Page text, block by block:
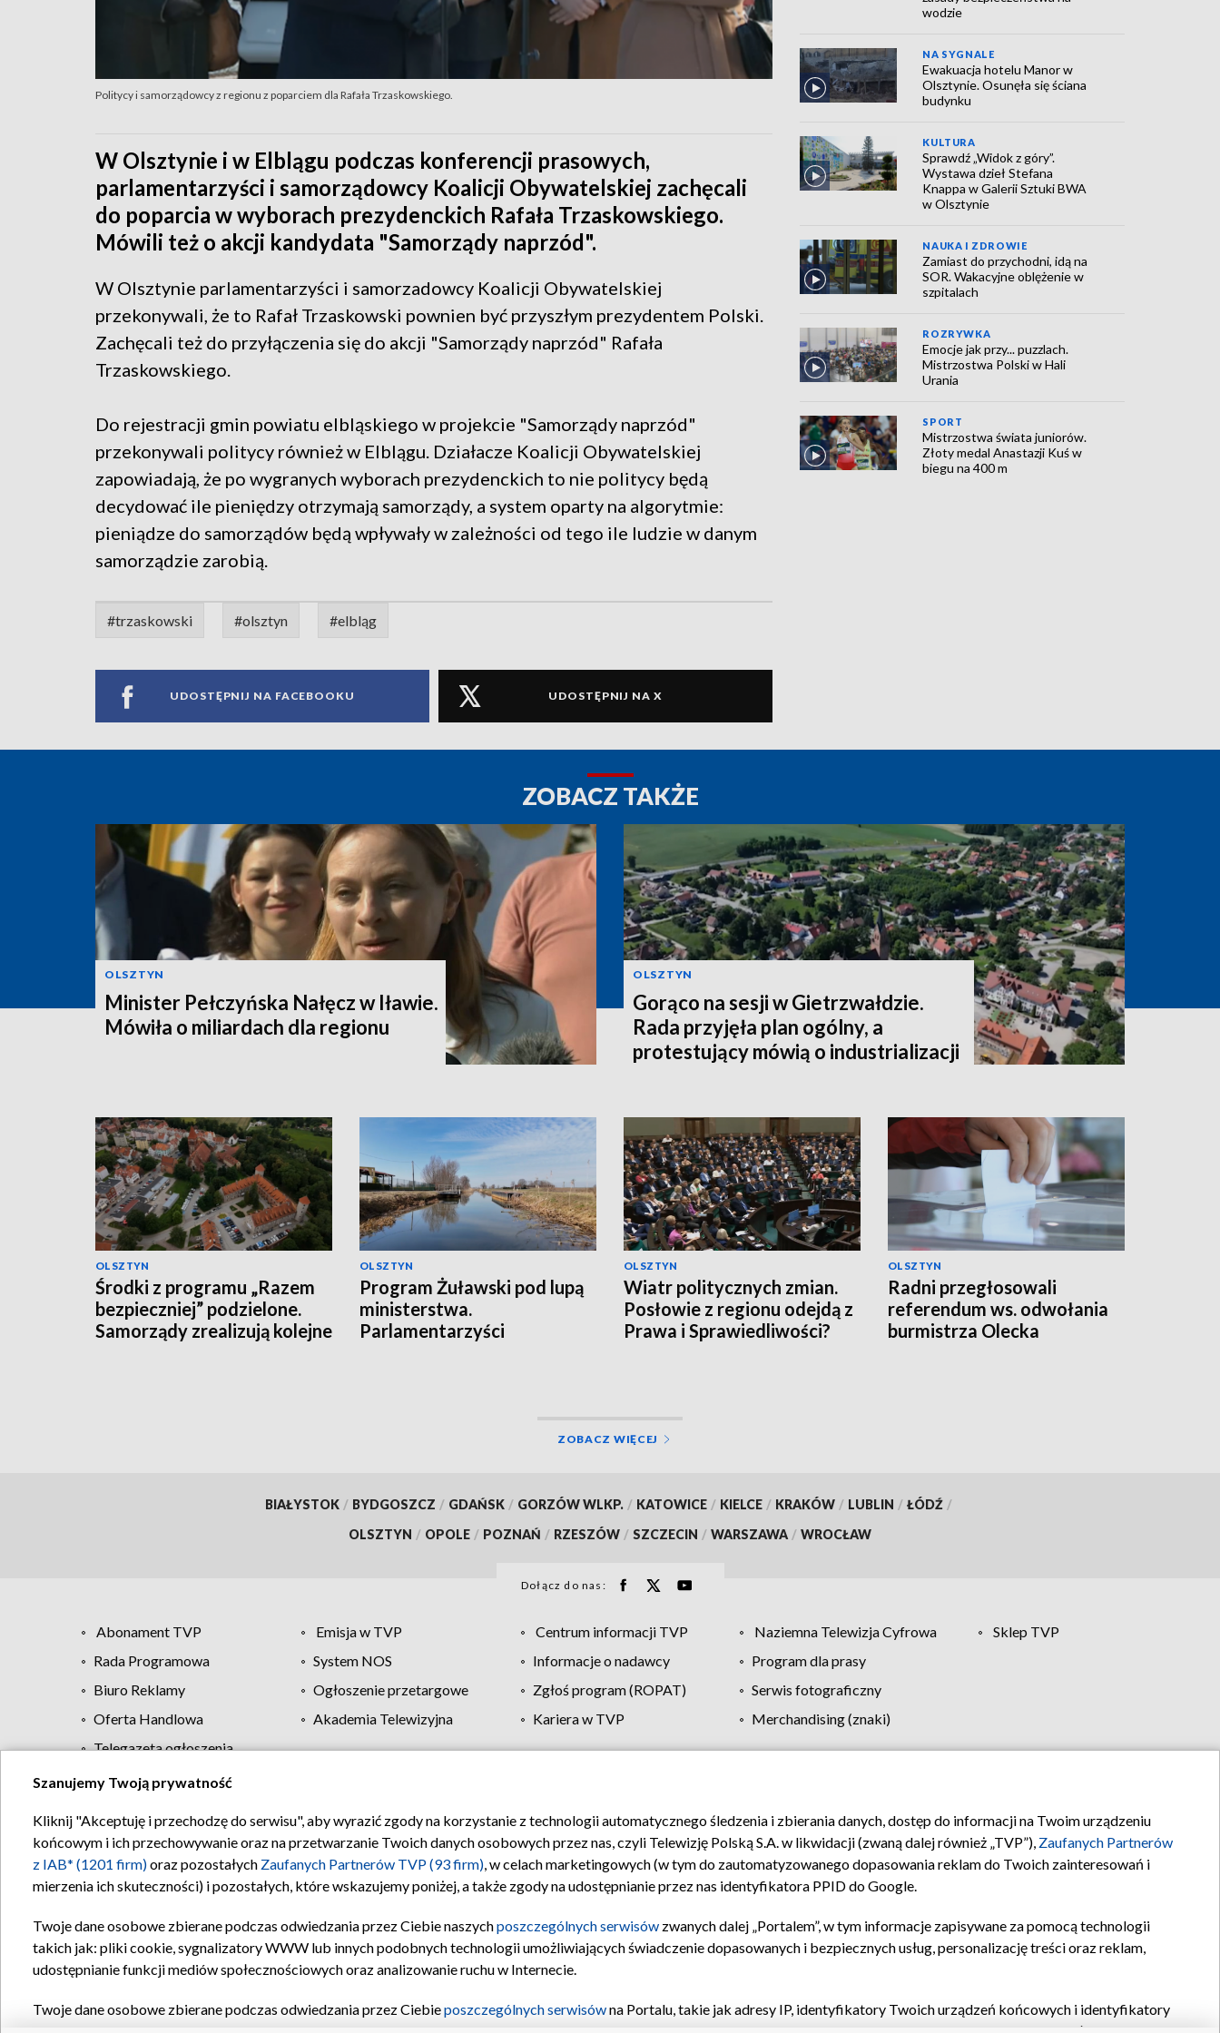
Politycy i samorządowcy z regionu z poparciem dla Rafała Trzaskowskiego.
W Olsztynie i w Elblągu podczas konferencji prasowych,
parlamentarzyści i samorządowcy Koalicji Obywatelskiej zachęcali
do poparcia w wyborach prezydenckich Rafała Trzaskowskiego.
Mówili też o akcji kandydata "Samorządy naprzód".
W Olsztynie parlamentarzyści i samorzadowcy Koalicji Obywatelskiej
przekonywali, że to Rafał Trzaskowski pownien być przyszłym prezydentem Polski.
Zachęcali też do przyłączenia się do akcji "Samorządy naprzód" Rafała
Trzaskowskiego.
Do rejestracji gmin powiatu elbląskiego w projekcie "Samorządy naprzód"
przekonywali politycy również w Elblągu. Działacze Koalicji Obywatelskiej
zapowiadają, że po wygranych wyborach prezydenckich to nie politycy będą
decydować ile pieniędzy otrzymają samorządy, a system oparty na algorytmie:
pieniądze do samorządów będą wpływały w zależności od tego ile ludzie w danym
samorządzie zarobią.
#trzaskowski #olsztyn #elbląg
UDOSTĘPNIJ NA FACEBOOKU UDOSTĘPNIJ NA X
wodzie
NA SYGNALE
Ewakuacja hotelu Manor w
Olsztynie. Osunęła się ściana
budynku
KULTURA
Sprawdź „Widok z góry”.
Wystawa dzieł Stefana
Knappa w Galerii Sztuki BWA
w Olsztynie
NAUKA I ZDROWIE
Zamiast do przychodni, idą na
SOR. Wakacyjne oblężenie w
szpitalach
ROZRYWKA
Emocje jak przy... puzzlach.
Mistrzostwa Polski w Hali
Urania
SPORT
Mistrzostwa świata juniorów.
Złoty medal Anastazji Kuś w
biegu na 400 m
ZOBACZ TAKŻE
OLSZTYN
Minister Pełczyńska Nałęcz w Iławie.
Mówiła o miliardach dla regionu
OLSZTYN
Gorąco na sesji w Gietrzwałdzie.
Rada przyjęła plan ogólny, a
protestujący mówią o industrializacji
OLSZTYN
Środki z programu „Razem
bezpieczniej” podzielone.
Samorządy zrealizują kolejne
OLSZTYN
Program Żuławski pod lupą
ministerstwa.
Parlamentarzyści
OLSZTYN
Wiatr politycznych zmian.
Posłowie z regionu odejdą z
Prawa i Sprawiedliwości?
OLSZTYN
Radni przegłosowali
referendum ws. odwołania
burmistrza Olecka
ZOBACZ WIĘCEJ
BIAŁYSTOK / BYDGOSZCZ / GDAŃSK / GORZÓW WLKP. / KATOWICE / KIELCE / KRAKÓW / LUBLIN / ŁÓDŹ /
OLSZTYN / OPOLE / POZNAŃ / RZESZÓW / SZCZECIN / WARSZAWA / WROCŁAW
Dołącz do nas:
Abonament TVP Emisja w TVP Centrum informacji TVP Naziemna Telewizja Cyfrowa
Sklep TVP
Rada Programowa
System NOS Informacje o nadawcy
Program dla prasy
Biuro Reklamy
Ogłoszenie przetargowe Zgłoś program (ROPAT)
Serwis fotograficzny
Oferta Handlowa
Akademia Telewizyjna Kariera w TVP
Merchandising (znaki)
Telegazeta ogłoszenia
Regulamin TVP Polityka prywatności Moje zgody Pomoc Biuro reklamy Kontakt
Szanujemy Twoją prywatność
Kliknij "Akceptuję i przechodzę do serwisu", aby wyrazić zgody na korzystanie z technologii automatycznego śledzenia i zbierania danych, dostęp do informacji na Twoim urządzeniu
końcowym i ich przechowywanie oraz na przetwarzanie Twoich danych osobowych przez nas, czyli Telewizję Polską S.A. w likwidacji (zwaną dalej również „TVP”), Zaufanych Partnerów
z IAB* (1201 firm)oraz pozostałych Zaufanych Partnerów TVP (93 firm), w celach marketingowych (w tym do zautomatyzowanego dopasowania reklam do Twoich zainteresowań i
mierzenia ich skuteczności) i pozostałych, które wskazujemy poniżej, a także zgody na udostępnianie przez nas identyfikatora PPID do Google.
Twoje dane osobowe zbierane podczas odwiedzania przez Ciebie naszychposzczególnych serwisów zwanych dalej „Portalem”, w tym informacje zapisywane za pomocą technologii
takich jak: pliki cookie, sygnalizatory WWW lub innych podobnych technologii umożliwiających świadczenie dopasowanych i bezpiecznych usług, personalizację treści oraz reklam,
udostępnianie funkcji mediów społecznościowych oraz analizowanie ruchu w Internecie.
Twoje dane osobowe zbierane podczas odwiedzania przez Ciebieposzczególnych serwisówna Portalu, takie jak adresy IP, identyfikatory Twoich urządzeń końcowych i identyfikatory